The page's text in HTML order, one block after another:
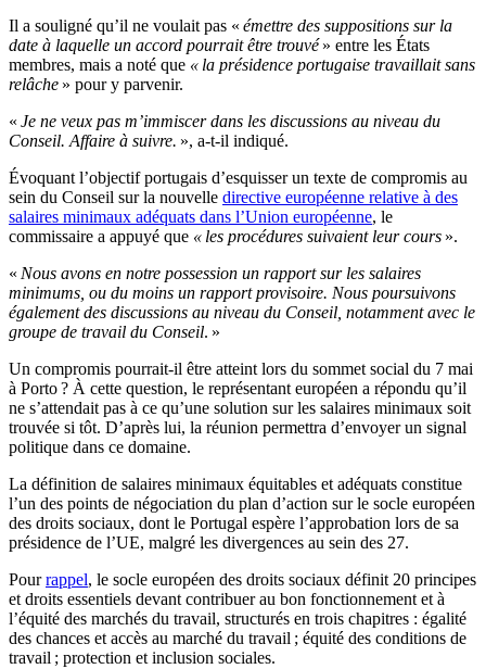
Il a souligné qu’il ne voulait pas « émettre des suppositions sur la
date à laquelle un accord pourrait être trouvé» entre les États
membres, mais a noté que « la présidence portugaise travaillait sans
relâche » pour y parvenir.
« Je ne veux pas m’immiscer dans les discussions au niveau du
Conseil. Affaire à suivre. », a-t-il indiqué.
Évoquant l’objectif portugais d’esquisser un texte de compromis au
sein du Conseil sur la nouvelle directive européenne relative à des
salaires minimaux adéquats dans l’Union européenne, le
commissaire a appuyé que « les procédures suivaient leur cours ».
« Nous avons en notre possession un rapport sur les salaires
minimums, ou du moins un rapport provisoire. Nous poursuivons
également des discussions au niveau du Conseil, notamment avec le
groupe de travail du Conseil. »
Un compromis pourrait-il être atteint lors du sommet social du 7 mai
à Porto ? À cette question, le représentant européen a répondu qu’il
ne s’attendait pas à ce qu’une solution sur les salaires minimaux soit
trouvée si tôt. D’après lui, la réunion permettra d’envoyer un signal
politique dans ce domaine.
La définition de salaires minimaux équitables et adéquats constitue
l’un des points de négociation du plan d’action sur le socle européen
des droits sociaux, dont le Portugal espère l’approbation lors de sa
présidence de l’UE, malgré les divergences au sein des 27.
Pourrappel, le socle européen des droits sociaux définit 20 principes
et droits essentiels devant contribuer au bon fonctionnement et à
l’équité des marchés du travail, structurés en trois chapitres : égalité
des chances et accès au marché du travail ; équité des conditions de
travail ; protection et inclusion sociales.